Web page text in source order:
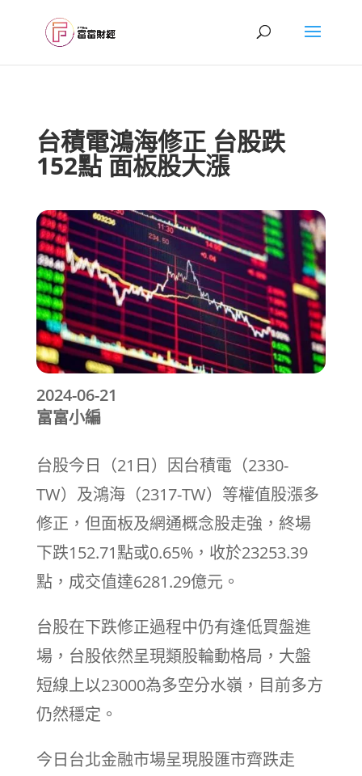
台積電鴻海修正 台股跌
152點 面板股大漲
2024-06-21
富富小編
台股今日（21日）因台積電（2330-
TW）及鴻海（2317-TW）等權值股漲多
修正，但面板及網通概念股走強，終場
下跌152.71點或0.65%，收於23253.39
點，成交值達6281.29億元。
台股在下跌修正過程中仍有逢低買盤進
場，台股依然呈現類股輪動格局，大盤
短線上以23000為多空分水嶺，目前多方
仍然穩定。
今日台北金融市場呈現股匯市齊跌走